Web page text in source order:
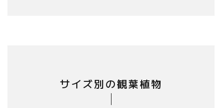
サイズ別の観葉植物